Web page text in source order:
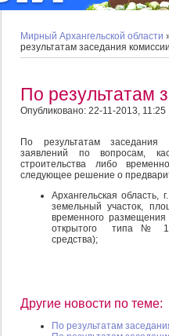
Мирный Архангельской области
результатам заседания
По результатам
Опубликовано: 22-11-2013, 11:25
По результатам заседания
заявлений по вопросам,
строительства либо
следующее решение о
Архангельская
земельный участок,
временного
открытого типа № 19
средства);
Другие новости по теме:
По результатам